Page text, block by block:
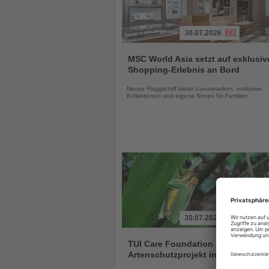
Sie
die
Nachrichten
30.07.2026
MSC World Asia setzt auf
Shopping-Erlebnis an Bord
Neues Flaggschiff bietet Luxusmarken, exklusive
Kollektionen und eigene Shops für Familien
Sie
die
30.07.2026
TUI Care Foundation baut
Artenschutzprojekt in Costa Rica